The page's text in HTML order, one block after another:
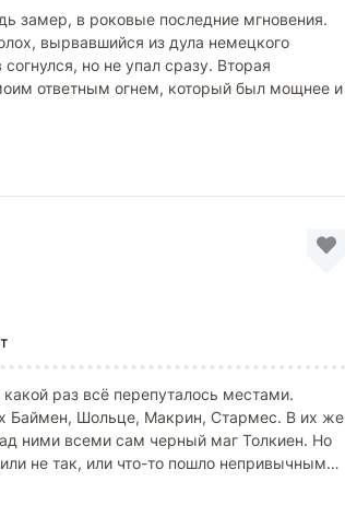
замер, в роковые последние мгновения.
вырвавшийся из дула немецкого
но не упал сразу. Вторая
ответным огнем, который был мощнее и
раз всё перепуталось местами.
Баймен, Шольце, Макрин, Стармес. В их же
ними всеми сам черный маг Толкиен. Но
не так, или что-то пошло непривычным